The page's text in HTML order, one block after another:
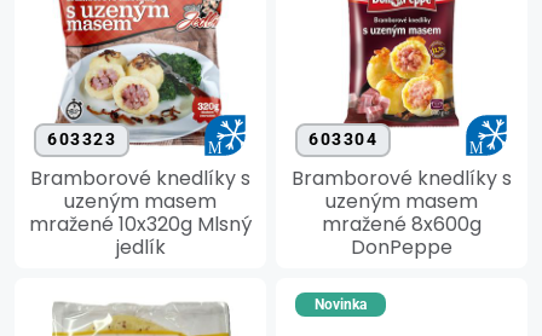
603323
Bramborové knedlíky s
uzeným masem
mražené 10x320g Mlsný
jedlík
603304
Bramborové knedlíky s
uzeným masem
mražené 8x600g
DonPeppe
Novinka